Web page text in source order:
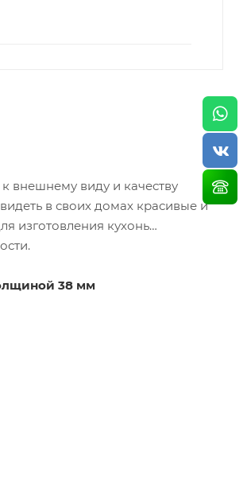
внешнему виду и качеству
в своих домах красивые и
изготовления кухонь
38 мм